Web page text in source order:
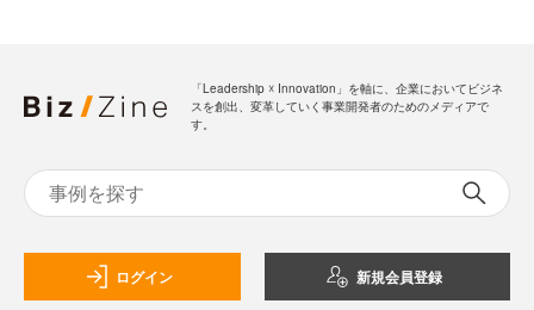
「Leadership ☓ Innovation」を軸に、企業においてビジネ
スを創出、変革していく事業開発者のためのメディアで
す。
ログイン 新規会員登録